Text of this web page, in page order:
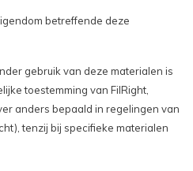
betreffende deze
gebruik van deze materialen is
toestemming van FilRight,
anders bepaald in regelingen van
tenzij bij specifieke materialen